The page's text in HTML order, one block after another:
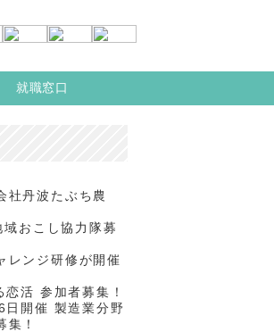
就職窓口
社丹波たぶち農
おこし協力隊募
レンジ研修が開催
恋活 参加者募集！
日開催 製造業分野
！